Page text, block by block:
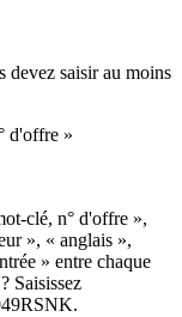
devez saisir au moins
d'offre »
clé, n° d'offre »,
», « anglais »,
» entre chaque
Saisissez